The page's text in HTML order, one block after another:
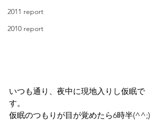
2011 report
2010 report
いつも通り、夜中に現地入りし仮眠で
す。
仮眠のつもりが目が覚めたら6時半(^^;)